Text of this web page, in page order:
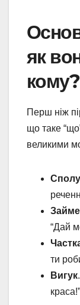
як
кому?
Перш ніж
що таке
великими
“Дай
ти
Вигук
краса!”